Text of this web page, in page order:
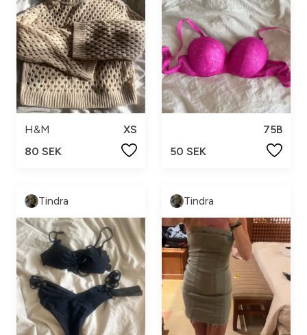
H&M
XS
80 SEK
75B
50 SEK
Tindra Tindra